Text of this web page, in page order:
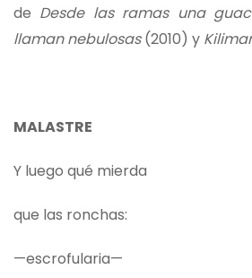
de Desde las ramas una
llaman nebulosas(2010) y
MALASTRE
Y luego qué mierda
que las ronchas:
—escrofularia—